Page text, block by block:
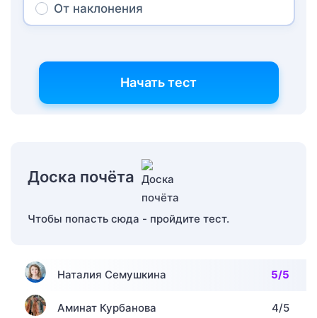
От наклонения
Начать тест
Доска почёта
Чтобы попасть сюда - пройдите тест.
Наталия Семушкина 5/5
Аминат Курбанова 4/5